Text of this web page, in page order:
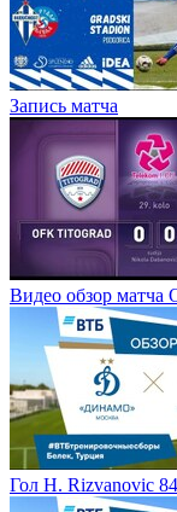
Запись матча
Видео обзор матча
Гол H. Rizvanovic